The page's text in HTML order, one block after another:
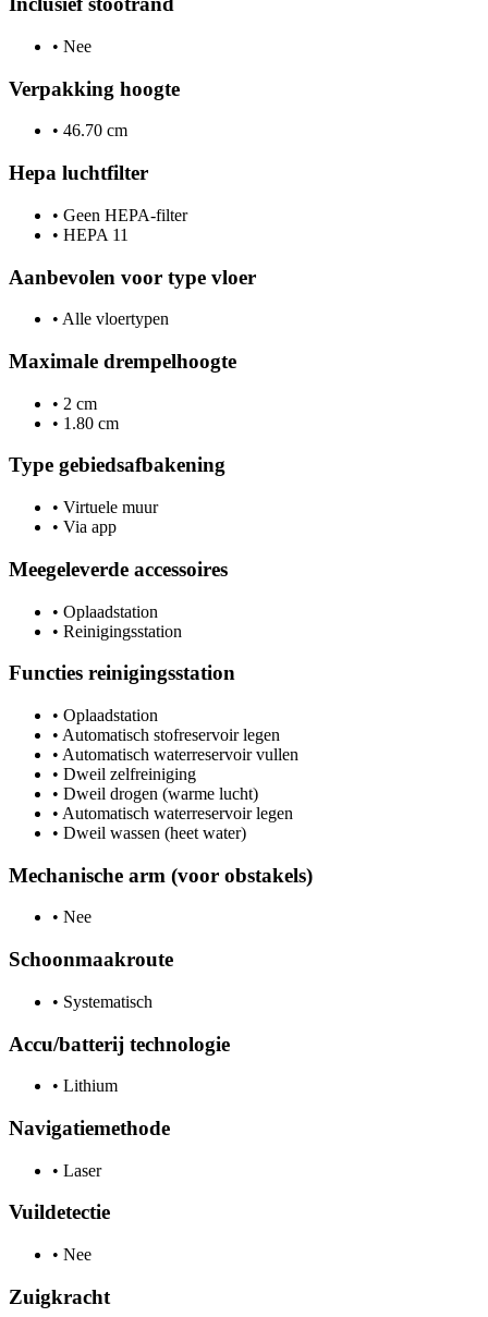
• Nee
Verpakking hoogte
• 46.70 cm
Hepa luchtfilter
• Geen HEPA-filter
• HEPA 11
Aanbevolen voor type vloer
• Alle vloertypen
Maximale drempelhoogte
• 2 cm
• 1.80 cm
Type gebiedsafbakening
• Virtuele muur
• Via app
Meegeleverde accessoires
• Oplaadstation
• Reinigingsstation
Functies reinigingsstation
• Oplaadstation​
• Automatisch stofreservoir legen
• Automatisch waterreservoir vullen
• Dweil zelfreiniging
• Dweil drogen (warme lucht)
• Automatisch waterreservoir legen
• Dweil wassen (heet water)
Mechanische arm (voor obstakels)
• Nee
Schoonmaakroute
• Systematisch
Accu/batterij technologie
• Lithium
Navigatiemethode
• Laser
Vuildetectie
• Nee
Zuigkracht